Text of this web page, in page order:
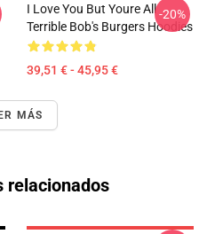
I Love You But Youre All
Terrible Bob's Burgers Hoodies
39,51 € - 45,95 €
-20%
MÁS
relacionados